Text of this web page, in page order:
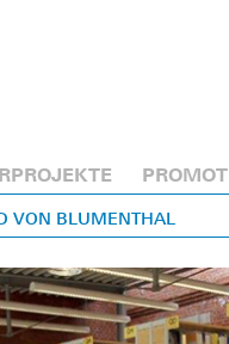
VON BLUMENTHAL